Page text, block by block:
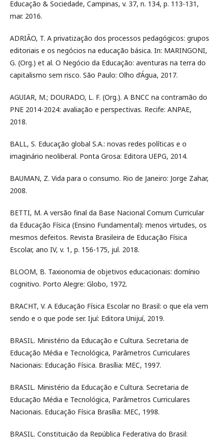
Educação & Sociedade, Campinas, v. 37, n. 134, p. 113-131,
mar. 2016.
ADRIÃO, T. A privatização dos processos pedagógicos: grupos
editoriais e os negócios na educação básica. In: MARINGONI,
G. (Org.) et al. O Negócio da Educação: aventuras na terra do
capitalismo sem risco. São Paulo: Olho d’Água, 2017.
AGUIAR, M.; DOURADO, L. F. (Org.). A BNCC na contramão do
PNE 2014-2024: avaliação e perspectivas. Recife: ANPAE,
2018.
BALL, S. Educação global S.A.: novas redes políticas e o
imaginário neoliberal. Ponta Grosa: Editora UEPG, 2014.
BAUMAN, Z. Vida para o consumo. Rio de Janeiro: Jorge Zahar,
2008.
BETTI, M. A versão final da Base Nacional Comum Curricular
da Educação Física (Ensino Fundamental): menos virtudes, os
mesmos defeitos. Revista Brasileira de Educação Física
Escolar, ano IV, v. 1, p. 156-175, jul. 2018.
BLOOM, B. Taxionomia de objetivos educacionais: domínio
cognitivo. Porto Alegre: Globo, 1972.
BRACHT, V. A Educação Física Escolar no Brasil: o que ela vem
sendo e o que pode ser. Ijuí: Editora Unijuí, 2019.
BRASIL. Ministério da Educação e Cultura. Secretaria de
Educação Média e Tecnológica, Parâmetros Curriculares
Nacionais: Educação Física. Brasília: MEC, 1997.
BRASIL. Ministério da Educação e Cultura. Secretaria de
Educação Média e Tecnológica, Parâmetros Curriculares
Nacionais. Educação Física Brasília: MEC, 1998.
BRASIL. Constituição da República Federativa do Brasil: